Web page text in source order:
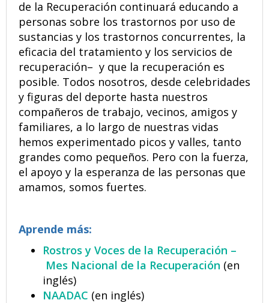
de la Recuperación continuará educando a
personas sobre los trastornos por uso de
sustancias y los trastornos concurrentes, la
eficacia del tratamiento y los servicios de
recuperación– y que la recuperación es
posible. Todos nosotros, desde celebridades
y figuras del deporte hasta nuestros
compañeros de trabajo, vecinos, amigos y
familiares, a lo largo de nuestras vidas
hemos experimentado picos y valles, tanto
grandes como pequeños. Pero con la fuerza,
el apoyo y la esperanza de las personas que
amamos, somos fuertes.
Aprende más:
Rostros y Voces de la Recuperación –
Mes Nacional de la Recuperación (en
inglés)
NAADAC (en inglés)